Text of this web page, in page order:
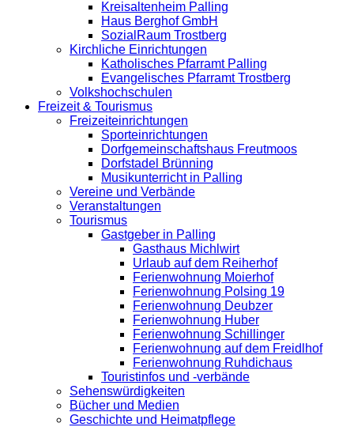
Kreisaltenheim Palling
Haus Berghof GmbH
SozialRaum Trostberg
Kirchliche Einrichtungen
Katholisches Pfarramt Palling
Evangelisches Pfarramt Trostberg
Volkshochschulen
Freizeit & Tourismus
Freizeiteinrichtungen
Sporteinrichtungen
Dorfgemeinschaftshaus Freutmoos
Dorfstadel Brünning
Musikunterricht in Palling
Vereine und Verbände
Veranstaltungen
Tourismus
Gastgeber in Palling
Gasthaus Michlwirt
Urlaub auf dem Reiherhof
Ferienwohnung Moierhof
Ferienwohnung Polsing 19
Ferienwohnung Deubzer
Ferienwohnung Huber
Ferienwohnung Schillinger
Ferienwohnung auf dem Freidlhof
Ferienwohnung Ruhdichaus
Touristinfos und -verbände
Sehenswürdigkeiten
Bücher und Medien
Geschichte und Heimatpflege